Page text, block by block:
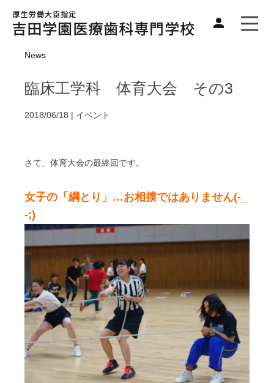
News
臨床工学科 体育大会 その3
2018/06/18 | イベント
さて、体育大会の最終回です。
女子の「綱とり」…お相撲ではありません(-_
-;)